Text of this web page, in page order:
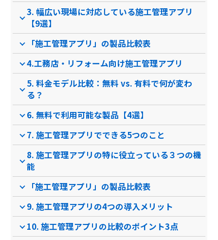
BPO機能
入退場管理
電子受発注機能
勤怠管理
原価計算機能
請求機能
製品名
サービス資料
無料ダウンロード
eYACHO
資料ダウンロード
Anymore
資料ダウンロード
3. 幅広い現場に対応している施工管理アプリ
【9選】
「施工管理アプリ」の製品比較表
4.工務店・リフォーム向け施工管理アプリ
5. 料金モデル比較：無料 vs. 有料で何が変わ
る？
6. 無料で利用可能な製品【4選】
7. 施工管理アプリでできる5つのこと
8. 施工管理アプリの特に役立っている３つの機
能
「施工管理アプリ」の製品比較表
9. 施工管理アプリの4つの導入メリット
10. 施工管理アプリの比較のポイント3点